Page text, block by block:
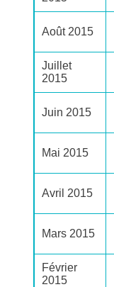
Août 2015
Juillet
2015
Juin 2015
Mai 2015
Avril 2015
Mars 2015
Février
2015